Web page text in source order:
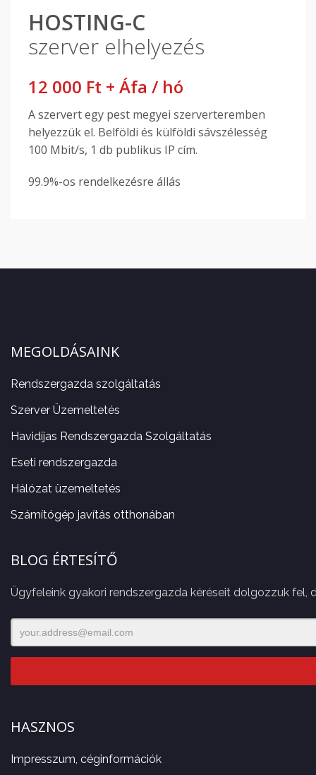
HOSTING-C
szerver elhelyezés
12 000 Ft + Áfa / hó
A szervert egy pest megyei szerverteremben
helyezzük el. Belföldi és külföldi sávszélesség
100 Mbit/s, 1 db publikus IP cím.
99.9%-os rendelkezésre állás
MEGOLDÁSAINK
Rendszergazda szolgáltatás
Szerver Üzemeltetés
Havidíjas Rendszergazda Szolgáltatás
Eseti rendszergazda
Hálózat üzemeltetés
Számítógép javítás otthonában
BLOG ÉRTESÍTŐ
Ügyfeleink gyakori rendszergazda kéréseit dolgozzuk
HASZNOS
Impresszum, céginformációk